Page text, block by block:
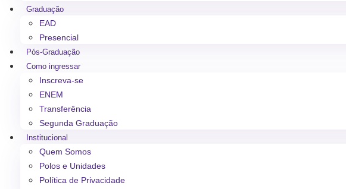
Graduação
EAD
Presencial
Pós-Graduação
Como ingressar
Inscreva-se
ENEM
Transferência
Segunda Graduação
Institucional
Quem Somos
Polos e Unidades
Política de Privacidade